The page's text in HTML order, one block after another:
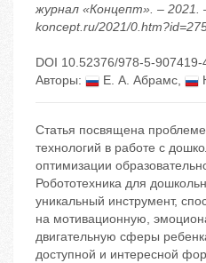
журнал «Концепт». – 2021.
koncept.ru/2021/
DOI 10.52376/978-5-907419-
Авторы:
Е. А. Абрамс,
Статья посвящена
технологий в работе с
оптимизации
Робототехника для
уникальный инструмент,
на мотивационную,
двигательную сферы
доступной и интересной